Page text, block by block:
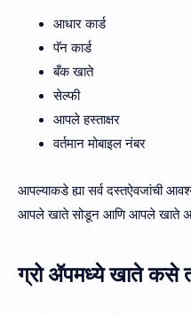
आधार कार्ड
पॅन कार्ड
बँक खाते
सेल्फी
आपले हस्ताक्षर
वर्तमान मोबाइल नंबर
आपल्याकडे ह्या सर्व दस्तऐवजांची
आपले खाते सोडून आणि आपले खाते
ग्रो ॲपमध्ये खाते कसे